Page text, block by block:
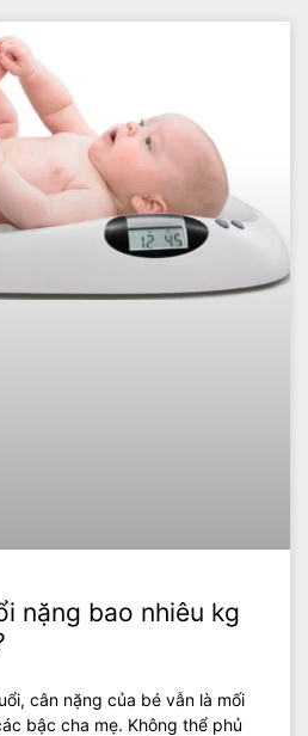
nặng bao nhiêu kg
cân nặng của bé vẫn là mối
bậc cha mẹ. Không thể phủ